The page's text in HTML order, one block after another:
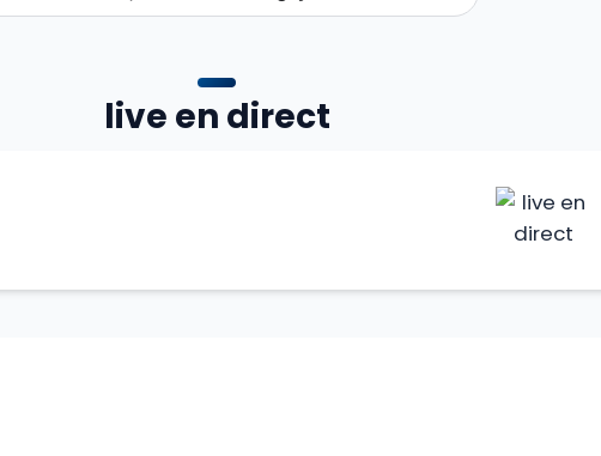
live en direct